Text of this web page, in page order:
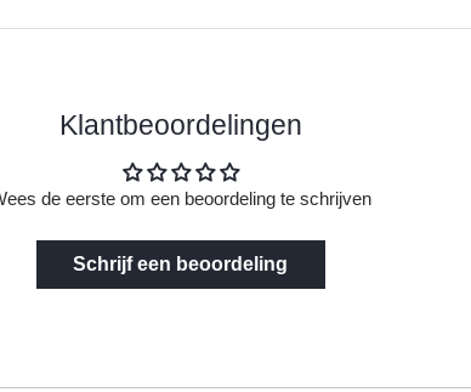
Klantbeoordelingen
de eerste om een beoordeling te schrijven
Schrijf een beoordeling